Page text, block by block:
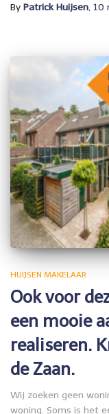
By Patrick Huijsen, 10
HUIJSEN MAKELAAR
Ook voor
een mooie
realiseren.
de Zaan.
Wij zoeken geen
woning. Soms is het